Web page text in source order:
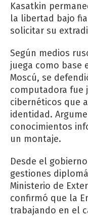
Kasatkin
la libertad bajo
solicitar su
Según medios
juega como base
Moscú, se
computadora fue
cibernéticos que
identidad.
conocimientos
un montaje.
Desde el
gestiones
Ministerio de
confirmó que la
trabajando en el